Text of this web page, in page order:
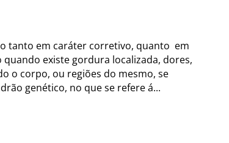
tanto em caráter corretivo, quanto em
existe gordura localizada, dores,
o corpo, ou regiões do mesmo, se
genético, no que se refere á...